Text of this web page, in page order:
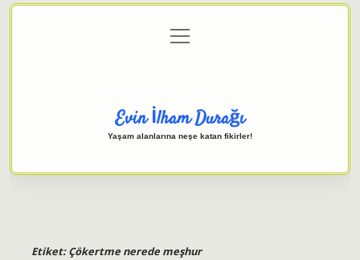
Gizlilik Politikası
menüyü
aç
Evin İlham Durağı
Yaşam alanlarına neşe katan fikirler!
Etiket:Çökertme nerede meşhur